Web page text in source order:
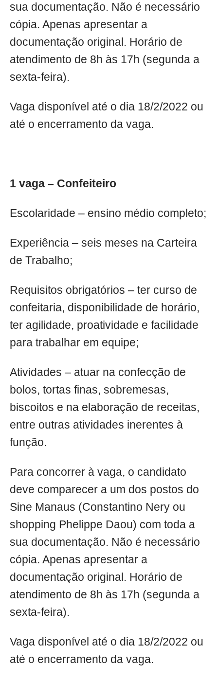
sua documentação. Não é necessário
cópia. Apenas apresentar a
documentação original. Horário de
atendimento de 8h às 17h (segunda a
sexta-feira).
Vaga disponível até o dia 18/2/2022 ou
até o encerramento da vaga.
1 vaga – Confeiteiro
Escolaridade – ensino médio completo;
Experiência – seis meses na Carteira
de Trabalho;
Requisitos obrigatórios – ter curso de
confeitaria, disponibilidade de horário,
ter agilidade, proatividade e facilidade
para trabalhar em equipe;
Atividades – atuar na confecção de
bolos, tortas finas, sobremesas,
biscoitos e na elaboração de receitas,
entre outras atividades inerentes à
função.
Para concorrer à vaga, o candidato
deve comparecer a um dos postos do
Sine Manaus (Constantino Nery ou
shopping Phelippe Daou) com toda a
sua documentação. Não é necessário
cópia. Apenas apresentar a
documentação original. Horário de
atendimento de 8h às 17h (segunda a
sexta-feira).
Vaga disponível até o dia 18/2/2022 ou
até o encerramento da vaga.